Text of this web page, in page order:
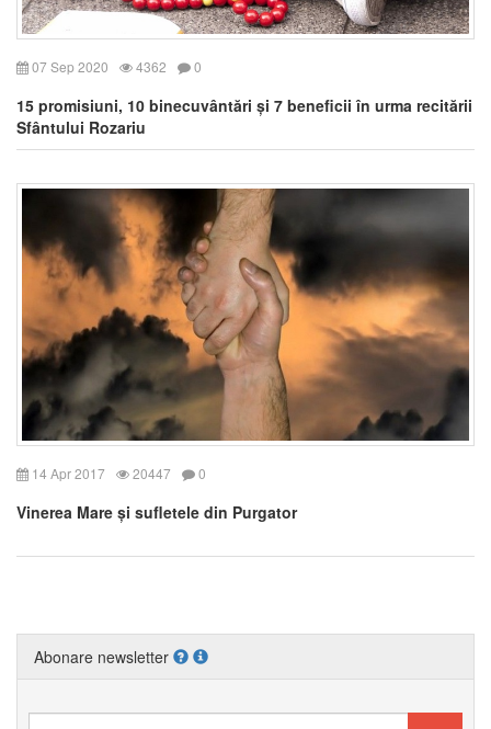
07 Sep 2020 4362 0
15 promisiuni, 10 binecuvântări și 7 beneficii în urma recitării
Sfântului Rozariu
14 Apr 2017 20447 0
Vinerea Mare și sufletele din Purgator
Abonare newsletter